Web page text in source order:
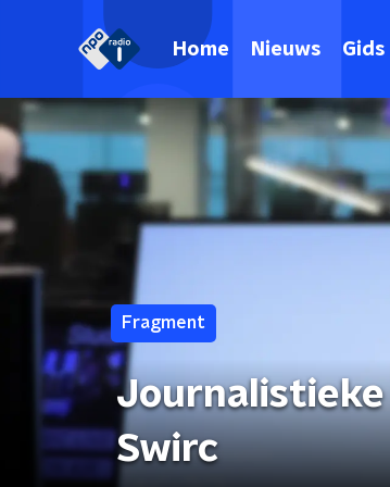
Home Nieuws Gids
Fragment
Journalistieke
Swirc